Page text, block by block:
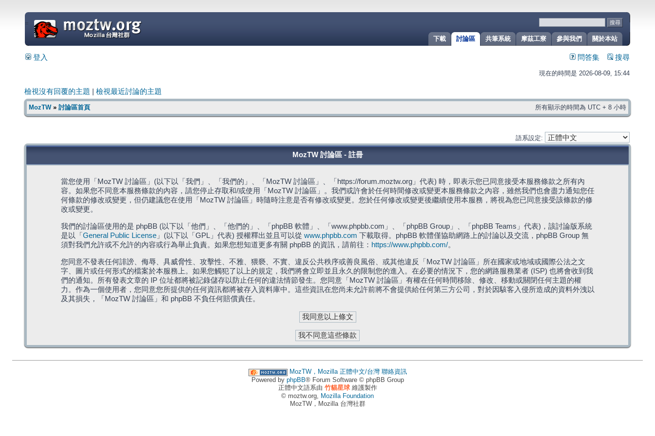
關於本站
參與我們
摩茲工寮
共筆系統
討論區
下載
=
登入 問答集 搜尋
現在的時間是 2026-08-09, 15:44
檢視沒有回覆的主題 檢視最近討論的主題
MozTW» 討論區首頁 所有顯示的時間為 UTC + 8 小時
語系設定:
MozTW 討論區 - 註冊
當您使用「MozTW 討論區」(以下以「我們」、「我們的」、「MozTW 討論區」、「https://forum.moztw.org」代表) 時，即表示您已同意接受本服務條款之所有內
容。如果您不同意本服務條款的內容，請您停止存取和/或使用「MozTW 討論區」。我們或許會於任何時間修改或變更本服務條款之內容，雖然我們也會盡力通知您任
何條款的修改或變更，但仍建議您在使用「MozTW 討論區」時隨時注意是否有修改或變更。您於任何修改或變更後繼續使用本服務，將視為您已同意接受該條款的修
改或變更。
我們的討論區使用的是 phpBB (以下以「他們」、「他們的」、「phpBB 軟體」、「www.phpbb.com」、「phpBB Group」、「phpBB Teams」代表)，該討論版系統
是以「 General Public License」(以下以「GPL」代表) 授權釋出並且可以從 www.phpbb.com 下載取得。phpBB 軟體僅協助網路上的討論以及交流，phpBB Group 無
須對我們允許或不允許的內容或行為舉止負責。如果您想知道更多有關 phpBB 的資訊，請前往： https://www.phpbb.com/。
您同意不發表任何誹謗、侮辱、具威脅性、攻擊性、不雅、猥褻、不實、違反公共秩序或善良風俗、或其他違反「MozTW 討論區」所在國家或地域或國際公法之文
字、圖片或任何形式的檔案於本服務上。如果您觸犯了以上的規定，我們將會立即並且永久的限制您的進入。在必要的情況下，您的網路服務業者 (ISP) 也將會收到我
們的通知。所有發表文章的 IP 位址都將被記錄儲存以防止任何的違法情節發生。您同意「MozTW 討論區」有權在任何時間移除、修改、移動或關閉任何主題的權
力。作為一個使用者，您同意您所提供的任何資訊都將被存入資料庫中。這些資訊在您尚未允許前將不會提供給任何第三方公司，對於因駭客入侵所造成的資料外洩以
及其損失，「MozTW 討論區」和 phpBB 不負任何賠償責任。
MozTW，Mozilla 正體中文/台灣 聯絡資訊
Powered by phpBB® Forum Software © phpBB Group
正體中文語系由 竹貓星球維護製作
© moztw.org, Mozilla Foundation
MozTW，Mozilla 台灣社群